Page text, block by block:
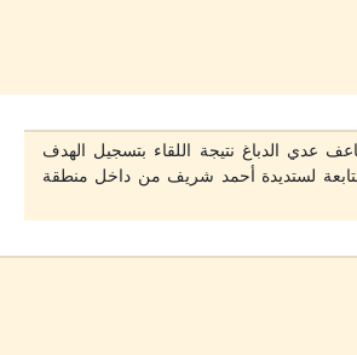
42، ضاعف عدي الدباغ نتيجة اللقاء بتسجيل الهدف
متابعة لستديدة أحمد شريف من داخل منطقة